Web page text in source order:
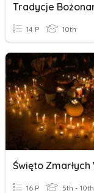
14 P 10th
16 P 5th - 10th